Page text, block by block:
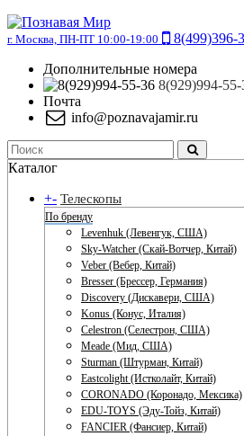
г. Москва, ПН-ПТ 10:00-19:00
8(499)396-
Дополнительные номера
8(929)994-55-
Почта
info@poznavajamir.ru
Каталог
+- Телескопы
По бренду
Levenhuk (Левенгук, США)
Sky-Watcher (Скай-Вотчер, Китай)
Veber (Вебер, Китай)
Bresser (Брессер, Германия)
Discovery (Дискавери, США)
Konus (Конус, Италия)
Celestron (Селестрон, США)
Meade (Мид, США)
Sturman (Штурман, Китай)
Eastcolight (Истколайт, Китай)
CORONADO (Коронадо, Мексика)
EDU-TOYS (Эду-Тойз, Китай)
FANCIER (Фансиер, Китай)